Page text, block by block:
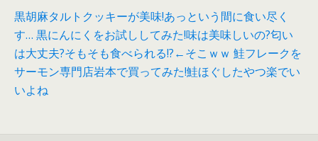
黒胡麻タルトクッキーが美味!あっという間に食い尽く
す… 黒にんにくをお試ししてみた!味は美味しいの?匂い
は大丈夫?そもそも食べられる!?←そこｗｗ 鮭フレークを
サーモン専門店岩本で買ってみた!鮭ほぐしたやつ楽でい
いよね